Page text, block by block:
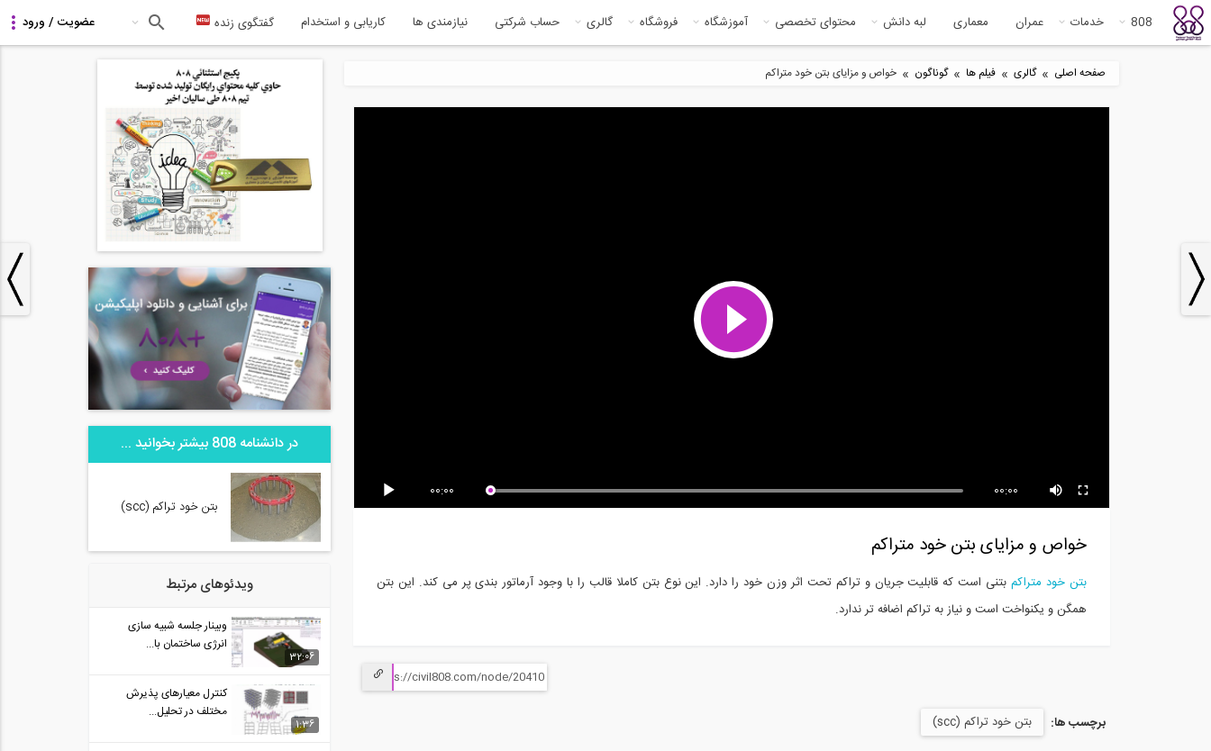
808 خدمات عمران معماری لبه دانش محتوای تخصصی آموزشگاه فروشگاه گالری حساب شرکتی نیازمندی ها کاریابی و استخدام گفتگوی زنده
صفحه اصلی » گالری » فیلم ها » گوناگون » خواص و مزایای بتن خود متراکم
00:00 00:00
خواص و مزایای بتن خود متراکم
بتن خود متراکم بتنی است که قابلیت جریان و تراکم تحت اثر وزن خود را دارد. این نوع بتن کاملا قالب را با وجود آرماتور بندی پر می کند. این بتن
همگن و یکنواخت است و نیاز به تراکم اضافه تر ندارد.
برچسب ها: بتن خود تراکم (scc)
در دانشنامه 808 بیشتر بخوانید ...
بتن خود تراکم (scc)
ویدئوهای مرتبط
32:06
وبینار جلسه شبیه سازی
انرژی ساختمان با...
1:36
کنترل معیارهای پذیرش
مختلف در تحلیل...